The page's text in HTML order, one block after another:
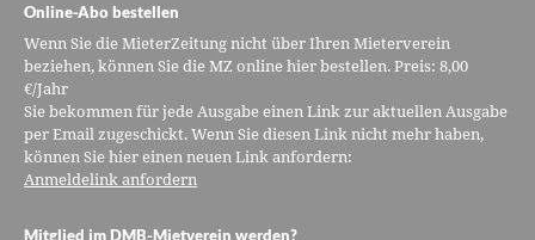
Online-Abo bestellen
Wenn Sie die MieterZeitung nicht über Ihren Mieterverein
beziehen, können Sie die MZ online hier bestellen. Preis: 8,00
€/Jahr
Sie bekommen für jede Ausgabe einen Link zur aktuellen Ausgabe
per Email zugeschickt. Wenn Sie diesen Link nicht mehr haben,
können Sie hier einen neuen Link anfordern:
Anmeldelink anfordern
Mitglied im DMB-Mietverein werden?